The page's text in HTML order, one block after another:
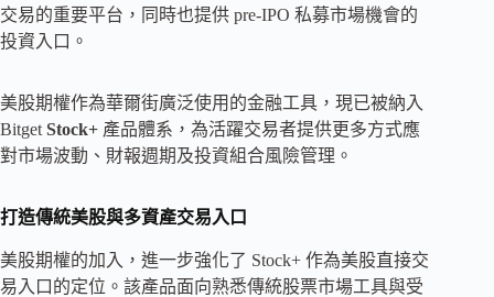
交易的重要平台，同時也提供 pre-IPO 私募市場機會的
投資入口。
美股期權作為華爾街廣泛使用的金融工具，現已被納入
Bitget Stock+ 產品體系，為活躍交易者提供更多方式應
對市場波動、財報週期及投資組合風險管理。
打造傳統美股與多資產交易入口
美股期權的加入，進一步強化了 Stock+ 作為美股直接交
易入口的定位。該產品面向熟悉傳統股票市場工具與受